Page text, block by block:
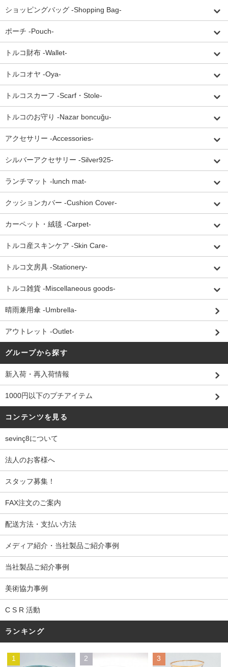
ショッピングバッグ -Shopping Bag-
ポーチ -Pouch-
トルコ財布 -Wallet-
トルコオヤ -Oya-
トルコスカーフ -Scarf・Stole-
トルコのお守り -Nazar boncuğu-
アクセサリー -Accessories-
シルバーアクセサリー -Silver925-
ランチマット -lunch mat-
クッションカバー -Cushion Cover-
カーペット・絨毯 -Carpet-
トルコ産スキンケア -Skin Care-
トルコ文房具 -Stationery-
トルコ雑貨 -Miscellaneous goods-
晴雨兼用傘 -Umbrella-
アウトレット -Outlet-
グループから探す
新入荷・再入荷情報
1000円以下のプチアイテム
コンテンツを見る
sevinç8について
法人のお客様へ
スタッフ募集！
FAX注文のご案内
配送方法・支払い方法
メディア紹介・当社製品ご紹介事例
当社製品ご紹介事例
美術協力事例
C S R 活動
ランキング
1 2 3